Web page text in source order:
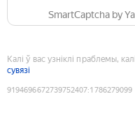
SmartCaptcha by
Калі ў вас узніклі праблемы,
сувязі
9194696672739752407:1786279099